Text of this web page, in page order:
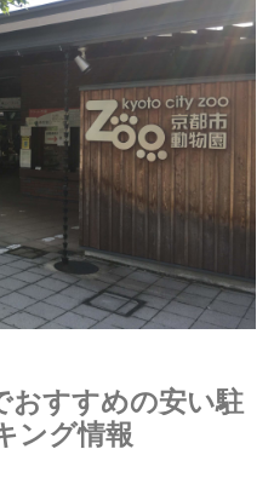
おすすめの安い駐
ング情報